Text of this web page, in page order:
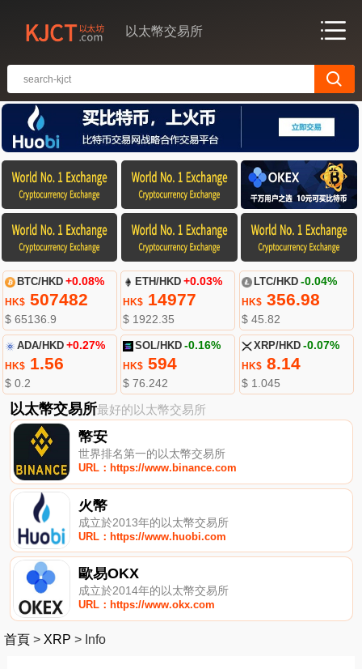
以太幣交易所
BTC/HKD +0.08%
HK$507482
$ 65136.9
ETH/HKD +0.03%
HK$ 14977
$ 1922.35
LTC/HKD -0.04%
HK$356.98
$ 45.82
ADA/HKD +0.27%
HK$1.56
$ 0.2
SOL/HKD -0.16%
HK$ 594
$ 76.242
XRP/HKD -0.07%
HK$8.14
$ 1.045
以太幣交易所最好的以太幣交易所
幣安
世界排名第一的以太幣交易所
URL：https://www.binance.com
火幣
成立於2013年的以太幣交易所
URL：https://www.huobi.com
歐易OKX
成立於2014年的以太幣交易所
URL：https://www.okx.com
首頁 > XRP > Info